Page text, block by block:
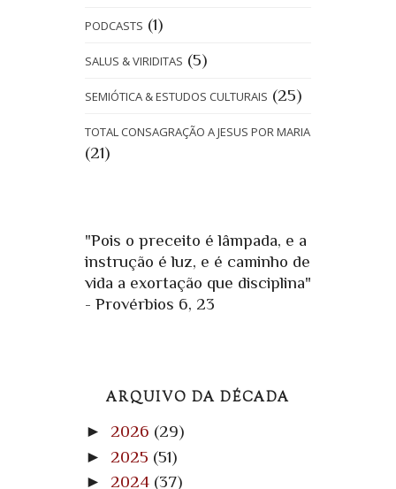
PODCASTS (1)
SALUS & VIRIDITAS (5)
SEMIÓTICA & ESTUDOS CULTURAIS (25)
TOTAL CONSAGRAÇÃO A JESUS POR MARIA
(21)
"Pois o preceito é lâmpada, e a
instrução é luz, e é caminho de
vida a exortação que disciplina"
- Provérbios 6, 23
ARQUIVO DA DÉCADA
► 2026 (29)
► 2025 (51)
► 2024 (37)